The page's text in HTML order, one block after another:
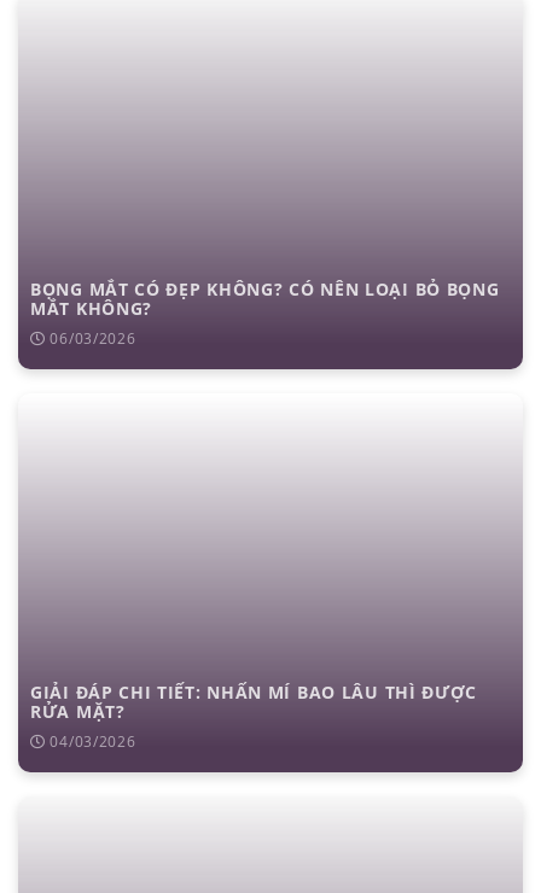
BỌNG MẮT CÓ ĐẸP KHÔNG? CÓ NÊN LOẠI BỎ BỌNG
MẮT KHÔNG?
06/03/2026
GIẢI ĐÁP CHI TIẾT: NHẤN MÍ BAO LÂU THÌ ĐƯỢC
RỬA MẶT?
04/03/2026